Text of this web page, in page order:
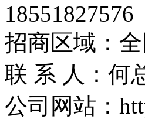
18551827576
招商区域：全
联 系 人：何
公司网站：